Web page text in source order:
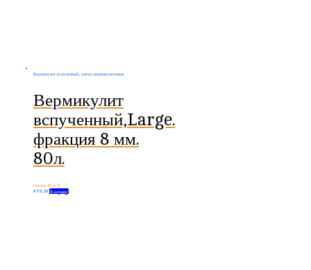
Вермикулит вспученный, плиты вермикулитовые
Вермикулит
вспученный,Large.
фракция 8 мм.
80л.
Оценка 0 из 5
€15.23 В корзину